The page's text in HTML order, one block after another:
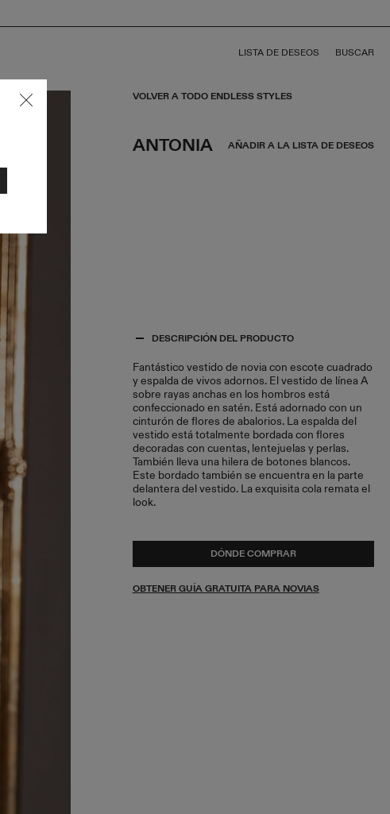
LISTA DE DESEOS BUSCAR
VOLVER A TODO ENDLESS STYLES
ANTONIA AÑADIR A LA LISTA DE DESEOS
DESCRIPCIÓN DEL PRODUCTO
Fantástico vestido de novia con escote cuadrado
y espalda de vivos adornos. El vestido de línea A
sobre rayas anchas en los hombros está
confeccionado en satén. Está adornado con un
cinturón de flores de abalorios. La espalda del
vestido está totalmente bordada con flores
decoradas con cuentas, lentejuelas y perlas.
También lleva una hilera de botones blancos.
Este bordado también se encuentra en la parte
delantera del vestido. La exquisita cola remata el
look.
DÓNDE COMPRAR
OBTENER GUÍA GRATUITA PARA NOVIAS